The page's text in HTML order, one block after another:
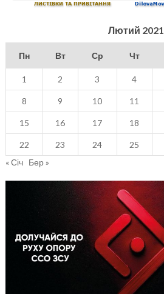
Лютий 2021
Пн Вт Ср Чт
1 2 3 4
8 9 10 11
15 16 17 18
22 23 24 25
« Січ Бер »